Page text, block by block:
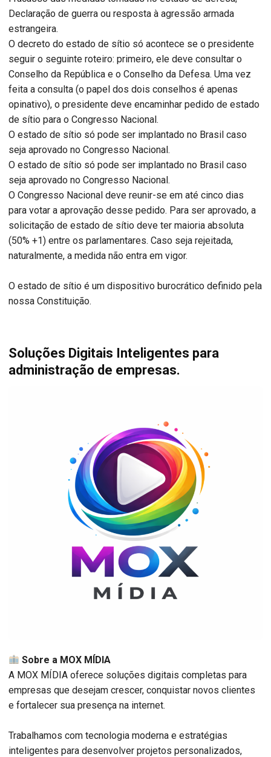
Declaração de guerra ou resposta à agressão armada
estrangeira.
O decreto do estado de sítio só acontece se o presidente
seguir o seguinte roteiro: primeiro, ele deve consultar o
Conselho da República e o Conselho da Defesa. Uma vez
feita a consulta (o papel dos dois conselhos é apenas
opinativo), o presidente deve encaminhar pedido de estado
de sítio para o Congresso Nacional.
O estado de sítio só pode ser implantado no Brasil caso
seja aprovado no Congresso Nacional.
O estado de sítio só pode ser implantado no Brasil caso
seja aprovado no Congresso Nacional.
O Congresso Nacional deve reunir-se em até cinco dias
para votar a aprovação desse pedido. Para ser aprovado, a
solicitação de estado de sítio deve ter maioria absoluta
(50% +1) entre os parlamentares. Caso seja rejeitada,
naturalmente, a medida não entra em vigor.
O estado de sítio é um dispositivo burocrático definido pela
nossa Constituição.
Soluções Digitais Inteligentes para
administração de empresas.
Sobre a MOX MÍDIA
A MOX MÍDIA oferece soluções digitais completas para
empresas que desejam crescer, conquistar novos clientes
e fortalecer sua presença na internet.
Trabalhamos com tecnologia moderna e estratégias
inteligentes para desenvolver projetos personalizados,